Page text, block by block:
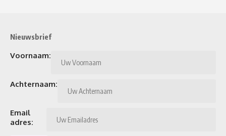
Nieuwsbrief
Voornaam:
Achternaam:
Email
adres: